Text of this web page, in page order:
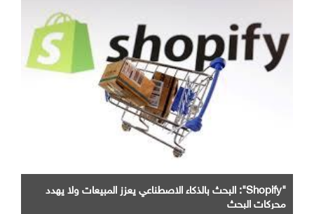
"Shopify": البحث بالذكاء الاصطناعي يعزز المبيعات ولا يهدد
محركات البحث